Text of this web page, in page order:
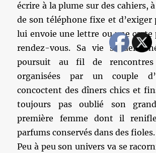
écrire à la plume sur des cahiers,
de son téléphone fixe et d’exiger
lui envoie une lettre ou une carte
rendez-vous. Sa vie sexuelle
poursuit au fil de rencontres
organisées par un couple
concoctent des dîners chics et
toujours pas oublié son
première femme dont il
parfums conservés dans des fioles.
Peu à peu son univers va se